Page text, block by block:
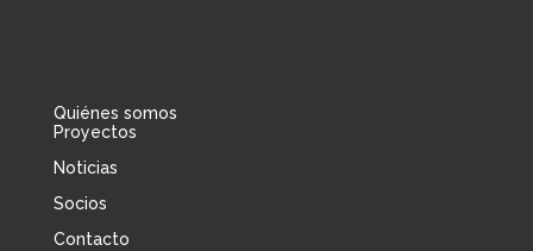
Quiénes somos
Proyectos
Noticias
Socios
Contacto